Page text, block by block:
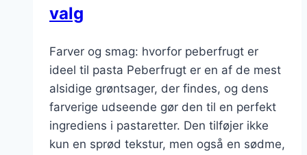
valg
Farver og smag: hvorfor peberfrugt er
ideel til pasta Peberfrugt er en af de mest
alsidige grøntsager, der findes, og dens
farverige udseende gør den til en perfekt
ingrediens i pastaretter. Den tilføjer ikke
kun en sprød tekstur, men også en sødme,